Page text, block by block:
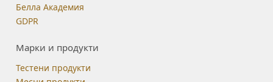
Белла Академия
GDPR
Марки и продукти
Тестени продукти